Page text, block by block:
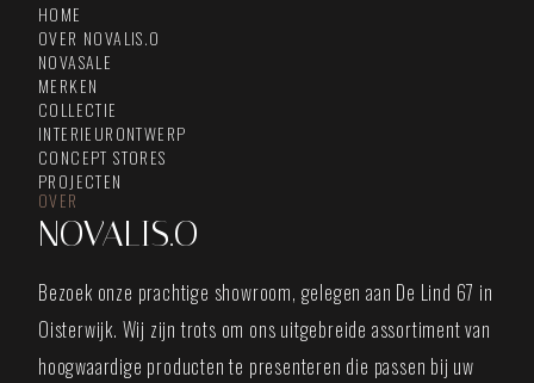
HOME
OVER NOVALIS.O
NOVASALE
MERKEN
COLLECTIE
INTERIEURONTWERP
CONCEPT STORES
PROJECTEN
OVER
NOVALIS.O
Bezoek onze prachtige showroom, gelegen aan De Lind 67 in
Oisterwijk. Wij zijn trots om ons uitgebreide assortiment van
hoogwaardige producten te presenteren die passen bij uw